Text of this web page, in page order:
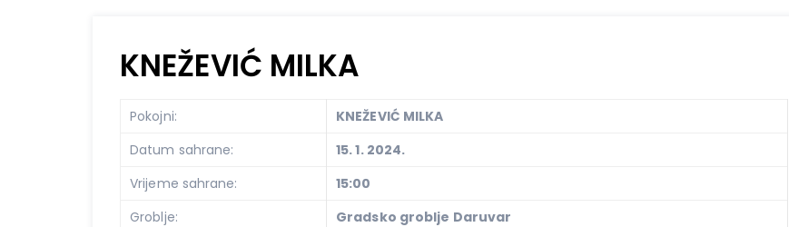
KNEŽEVIĆ MILKA
Pokojni:
KNEŽEVIĆ MILKA
Datum sahrane:
15. 1. 2024.
Vrijeme sahrane:
15:00
Groblje:
Gradsko groblje Daruvar